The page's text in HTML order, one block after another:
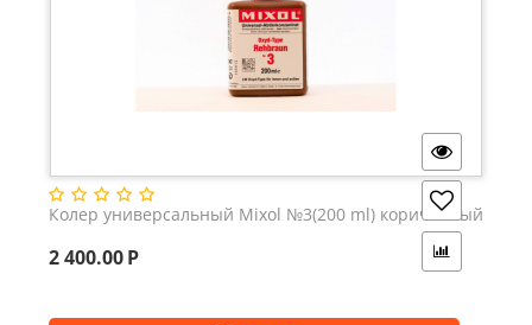
Колер универсальный Mixol №3(200 ml) коричневый
2 400.00Р